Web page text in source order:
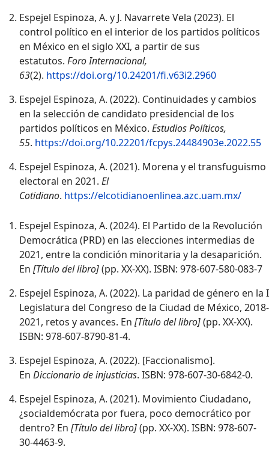
Espejel Espinoza, A. y J. Navarrete Vela (2023). El
control político en el interior de los partidos políticos
en México en el siglo XXI, a partir de sus
estatutos. Foro Internacional,
63(2). https://doi.org/10.24201/fi.v63i2.2960
Espejel Espinoza, A. (2022). Continuidades y cambios
en la selección de candidato presidencial de los
partidos políticos en México. Estudios Políticos,
55. https://doi.org/10.22201/fcpys.24484903e.2022.55
Espejel Espinoza, A. (2021). Morena y el transfuguismo
electoral en 2021. El
Cotidiano. https://elcotidianoenlinea.azc.uam.mx/
Espejel Espinoza, A. (2024). El Partido de la Revolución
Democrática (PRD) en las elecciones intermedias de
2021, entre la condición minoritaria y la desaparición.
En [Título del libro](pp. XX-XX). ISBN: 978-607-580-083-7
Espejel Espinoza, A. (2022). La paridad de género en la I
Legislatura del Congreso de la Ciudad de México, 2018-
2021, retos y avances. En [Título del libro](pp. XX-XX).
ISBN: 978-607-8790-81-4.
Espejel Espinoza, A. (2022). [Faccionalismo].
En Diccionario de injusticias. ISBN: 978-607-30-6842-0.
Espejel Espinoza, A. (2021). Movimiento Ciudadano,
¿socialdemócrata por fuera, poco democrático por
dentro? En [Título del libro](pp. XX-XX). ISBN: 978-607-
30-4463-9.